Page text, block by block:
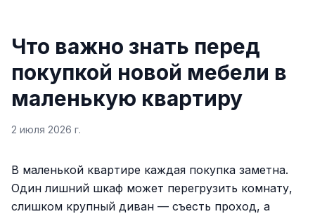
Что важно знать перед
покупкой новой мебели в
маленькую квартиру
2 июля 2026 г.
В маленькой квартире каждая покупка заметна.
Один лишний шкаф может перегрузить комнату,
слишком крупный диван — съесть проход, а